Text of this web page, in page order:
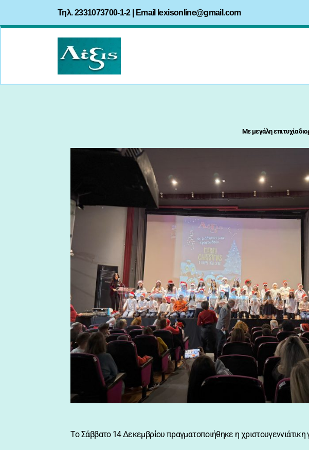
Τηλ. 2331073700-1-2 | Email lexisonline@gmail.com
Με μεγάλη επιτυχία
Tο Σάββατο 14 Δεκεμβρίου πραγματοποιήθηκε η